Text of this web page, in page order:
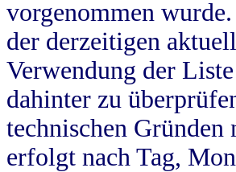
vorgenommen
der derzeitigen
Verwendung der
dahinter zu
technischen
erfolgt nach Tag,